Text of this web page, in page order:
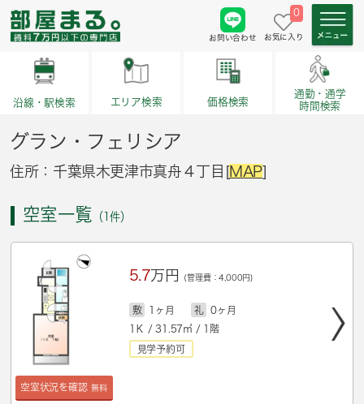
お問い合わせ
0
お気に入り
沿線・駅検索 エリア検索 価格検索
通勤・通学
時間検索
グラン・フェリシア
住所：千葉県木更津市真舟４丁目[MAP]
空室一覧 （1件）
空室状況を確認 無料
5.7万円 (管理費：4,000円)
敷 1ヶ月 礼
0ヶ月
1Ｋ / 31.57㎡ / 1階
見学予約可